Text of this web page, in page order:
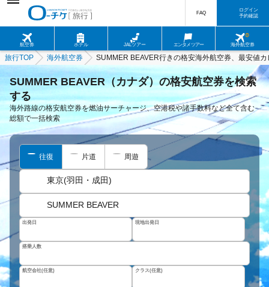
航空券 ホテル JALツアー エンタメツアー 海外航空券
FAQ
ログイン
予約確認
旅行TOP 海外航空券 SUMMER BEAVER行きの格安海外航空券、最安値
SUMMER BEAVER（カナダ）の格安航空券を検索
する
海外路線の格安航空券を燃油サーチャージ、空港税や諸手数料など全て含む
総額で一括検索
往復 片道 周遊
東京(羽田・成田)
SUMMER BEAVER
出発日 現地出発日
搭乗人数
航空会社(任意) クラス(任意)